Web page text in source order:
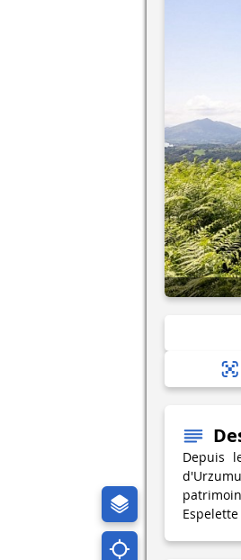
Depuis